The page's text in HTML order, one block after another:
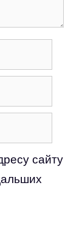
сайту